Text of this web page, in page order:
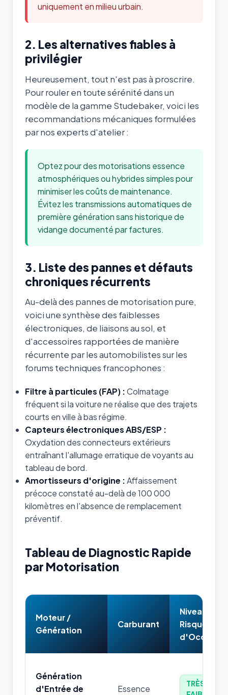
uniquement en milieu urbain.
2. Les alternatives fiables à
privilégier
Heureusement, tout n'est pas à proscrire.
Pour rouler en toute sérénité dans un
modèle de la gamme Studebaker, voici les
recommandations mécaniques formulées
par nos experts d'atelier :
Optez pour des motorisations essence
atmosphériques ou hybrides simples pour
minimiser les coûts de maintenance.
Évitez les transmissions automatiques de
première génération sans historique de
vidange documenté par factures.
3. Liste des pannes et défauts
chroniques récurrents
Au-delà des pannes de motorisation pure,
voici une synthèse des faiblesses
électroniques, de liaisons au sol, et
d'accessoires rapportées de manière
récurrente par les automobilistes sur les
forums techniques francophones :
Filtre à particules (FAP) :Colmatage
fréquent si la voiture ne réalise que des trajets
courts en ville à bas régime.
Capteurs électroniques ABS/ESP :
Oxydation des connecteurs extérieurs
entraînant l'allumage erratique de voyants au
tableau de bord.
Amortisseurs d'origine :Affaissement
précoce constaté au-delà de 100 000
kilomètres en l'absence de remplacement
préventif.
Tableau de Diagnostic Rapide
par Motorisation
Moteur /
Génération
Carburant
Niveau de
Risque
d'Occasion
Génération
d'Entrée de
Essence
TRÈS